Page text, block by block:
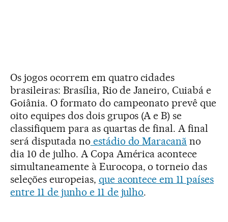
Os jogos ocorrem em quatro cidades
brasileiras: Brasília, Rio de Janeiro, Cuiabá e
Goiânia. O formato do campeonato prevê que
oito equipes dos dois grupos (A e B) se
classifiquem para as quartas de final. A final
será disputada no estádio do Maracanã no
dia 10 de julho. A Copa América acontece
simultaneamente à Eurocopa, o torneio das
seleções europeias, que acontece em 11 países
entre 11 de junho e 11 de julho.